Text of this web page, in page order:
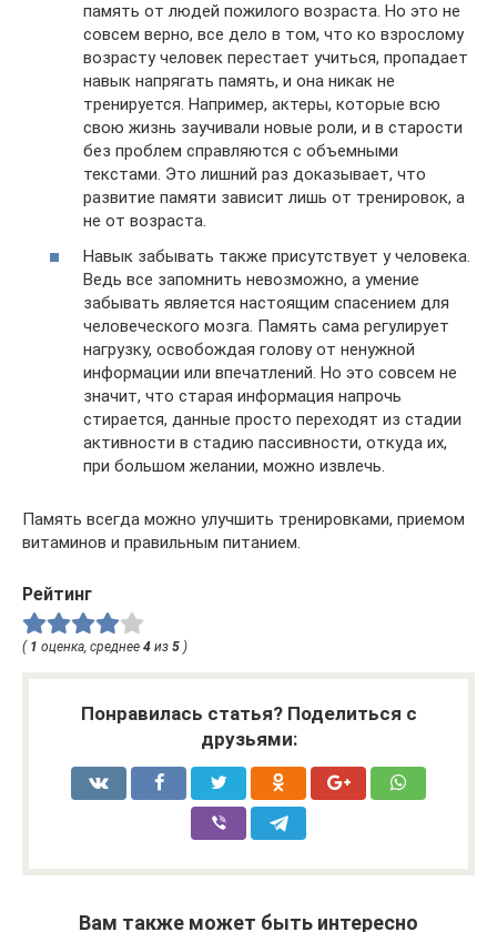
память от людей пожилого возраста. Но это не
совсем верно, все дело в том, что ко взрослому
возрасту человек перестает учиться, пропадает
навык напрягать память, и она никак не
тренируется. Например, актеры, которые всю
свою жизнь заучивали новые роли, и в старости
без проблем справляются с объемными
текстами. Это лишний раз доказывает, что
развитие памяти зависит лишь от тренировок, а
не от возраста.
Навык забывать также присутствует у человека.
Ведь все запомнить невозможно, а умение
забывать является настоящим спасением для
человеческого мозга. Память сама регулирует
нагрузку, освобождая голову от ненужной
информации или впечатлений. Но это совсем не
значит, что старая информация напрочь
стирается, данные просто переходят из стадии
активности в стадию пассивности, откуда их,
при большом желании, можно извлечь.
Память всегда можно улучшить тренировками, приемом
витаминов и правильным питанием.
Рейтинг
( 1 оценка, среднее 4 из 5 )
Понравилась статья? Поделиться с
друзьями:
Вам также может быть интересно